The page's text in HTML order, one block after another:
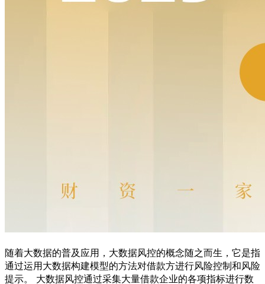
随着大数据的普及应用，大数据风控的概念随之而生，它是指
通过运用大数据构建模型的方法对借款方进行风险控制和风险
提示。 大数据风控通过采集大量借款企业的各项指标进行数